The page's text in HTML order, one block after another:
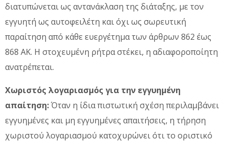
διατυπώνεται ως αντανάκλαση της διάταξης, με τον
εγγυητή ως αυτοφειλέτη και όχι ως σωρευτική
παραίτηση από κάθε ευεργέτημα των άρθρων 862 έως
868 ΑΚ. Η στοχευμένη ρήτρα στέκει, η αδιαφοροποίητη
ανατρέπεται.
Χωριστός λογαριασμός για την εγγυημένη
απαίτηση:Όταν η ίδια πιστωτική σχέση περιλαμβάνει
εγγυημένες και μη εγγυημένες απαιτήσεις, η τήρηση
χωριστού λογαριασμού κατοχυρώνει ότι το οριστικό